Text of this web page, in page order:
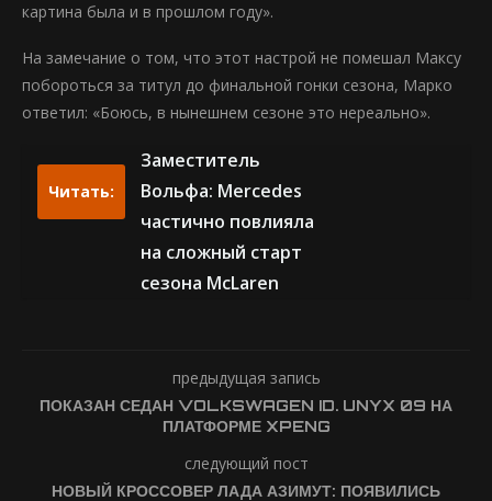
картина была и в прошлом году».
На замечание о том, что этот настрой не помешал Максу
побороться за титул до финальной гонки сезона, Марко
ответил: «Боюсь, в нынешнем сезоне это нереально».
Читать:
Заместитель
Вольфа: Mercedes
частично повлияла
на сложный старт
сезона McLaren
предыдущая запись
ПОКАЗАН СЕДАН VOLKSWAGEN ID. UNYX 09 НА
ПЛАТФОРМЕ XPENG
следующий пост
НОВЫЙ КРОССОВЕР ЛАДА АЗИМУТ: ПОЯВИЛИСЬ